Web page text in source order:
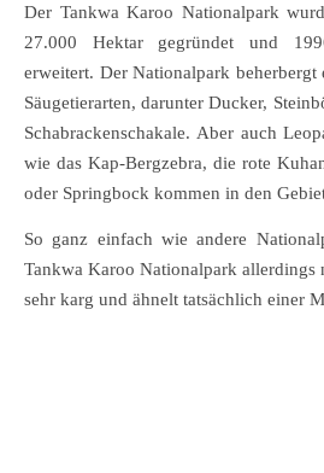
Der Tankwa Karoo Nationalpark
27.000 Hektar gegründet und
erweitert. Der Nationalpark
Säugetierarten, darunter Ducker,
Schabrackenschakale. Aber auch
wie das Kap-Bergzebra, die rote
oder Springbock kommen in den
So ganz einfach wie andere
Tankwa Karoo Nationalpark allerdings
sehr karg und ähnelt tatsächlich einer